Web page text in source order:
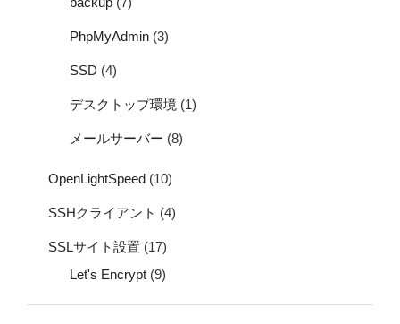
PhpMyAdmin (3)
SSD (4)
デスクトップ環境 (1)
メールサーバー (8)
OpenLightSpeed (10)
SSHクライアント (4)
SSLサイト設置 (17)
Let's Encrypt (9)